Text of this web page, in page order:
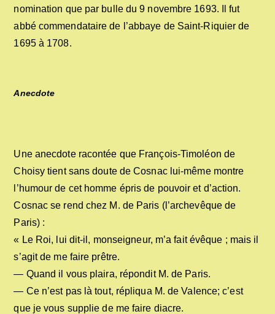
nomination que par bulle du 9 novembre 1693. Il fut
abbé commendataire de l’abbaye de Saint-Riquier de
1695 à 1708.
Anecdote
Une anecdote racontée que François-Timoléon de
Choisy tient sans doute de Cosnac lui-même montre
l’humour de cet homme épris de pouvoir et d’action.
Cosnac se rend chez M. de Paris (l’archevêque de
Paris) :
« Le Roi, lui dit-il, monseigneur, m’a fait évêque ; mais il
s’agit de me faire prêtre.
— Quand il vous plaira, répondit M. de Paris.
— Ce n’est pas là tout, répliqua M. de Valence; c’est
que je vous supplie de me faire diacre.